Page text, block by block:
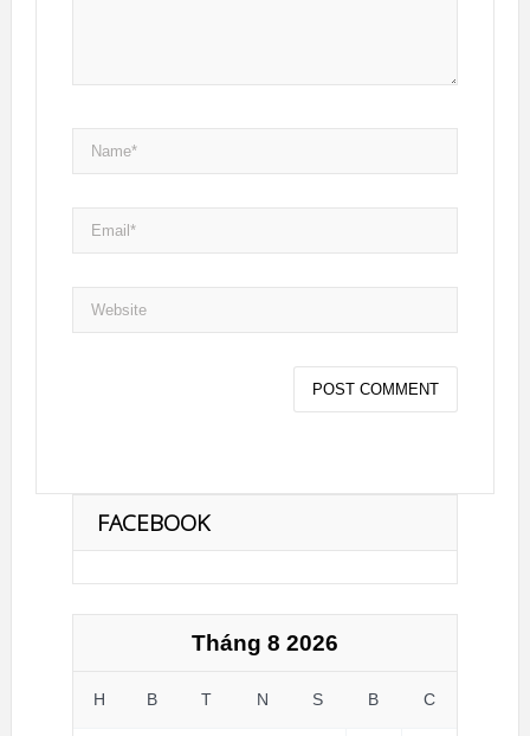
FACEBOOK
Tháng 8 2026
H B T N S B C